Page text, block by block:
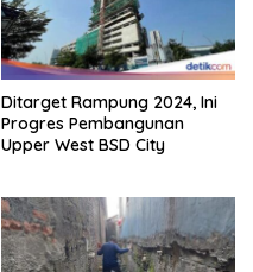
Ditarget Rampung 2024, Ini
Progres Pembangunan
Upper West BSD City